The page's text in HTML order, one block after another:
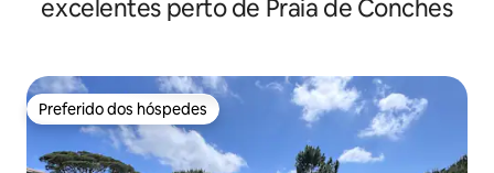
excelentes perto de Praia de Conches
Preferido dos hóspedes
Preferido dos hóspedes